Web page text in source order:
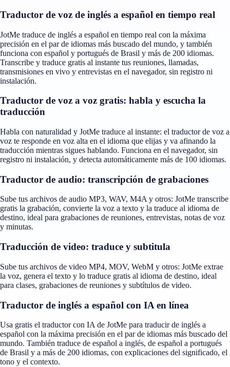
Traductor de voz de inglés a español en tiempo real
JotMe traduce de inglés a español en tiempo real con la máxima
precisión en el par de idiomas más buscado del mundo, y también
funciona con español y portugués de Brasil y más de 200 idiomas.
Transcribe y traduce gratis al instante tus reuniones, llamadas,
transmisiones en vivo y entrevistas en el navegador, sin registro ni
instalación.
Traductor de voz a voz gratis: habla y escucha la
traducción
Habla con naturalidad y JotMe traduce al instante: el traductor de voz a
voz te responde en voz alta en el idioma que elijas y va afinando la
traducción mientras sigues hablando. Funciona en el navegador, sin
registro ni instalación, y detecta automáticamente más de 100 idiomas.
Traductor de audio: transcripción de grabaciones
Sube tus archivos de audio MP3, WAV, M4A y otros: JotMe transcribe
gratis la grabación, convierte la voz a texto y la traduce al idioma de
destino, ideal para grabaciones de reuniones, entrevistas, notas de voz
y minutas.
Traducción de video: traduce y subtitula
Sube tus archivos de video MP4, MOV, WebM y otros: JotMe extrae
la voz, genera el texto y lo traduce gratis al idioma de destino, ideal
para clases, grabaciones de reuniones y subtítulos de video.
Traductor de inglés a español con IA en línea
Usa gratis el traductor con IA de JotMe para traducir de inglés a
español con la máxima precisión en el par de idiomas más buscado del
mundo. También traduce de español a inglés, de español a portugués
de Brasil y a más de 200 idiomas, con explicaciones del significado, el
tono y el contexto.